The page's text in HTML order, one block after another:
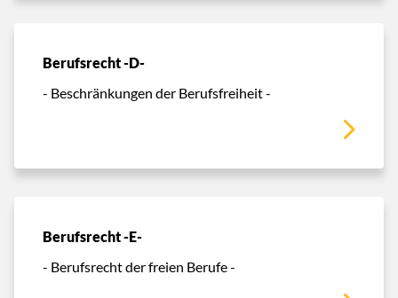
Berufsrecht -D-
- Beschränkungen der Berufsfreiheit -
Berufsrecht -E-
- Berufsrecht der freien Berufe -